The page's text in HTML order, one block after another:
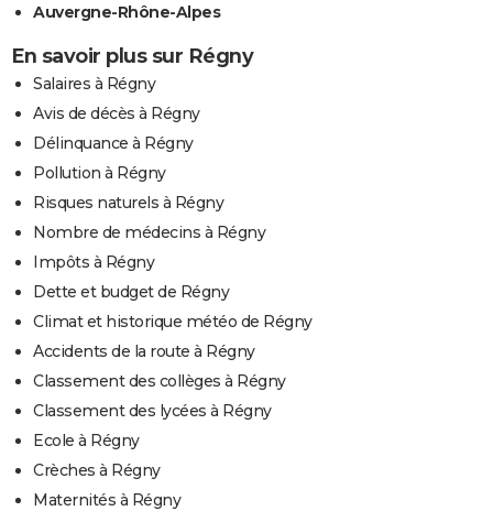
Auvergne-Rhône-Alpes
En savoir plus sur Régny
Salaires à Régny
Avis de décès à Régny
Délinquance à Régny
Pollution à Régny
Risques naturels à Régny
Nombre de médecins à Régny
Impôts à Régny
Dette et budget de Régny
Climat et historique météo de Régny
Accidents de la route à Régny
Classement des collèges à Régny
Classement des lycées à Régny
Ecole à Régny
Crèches à Régny
Maternités à Régny